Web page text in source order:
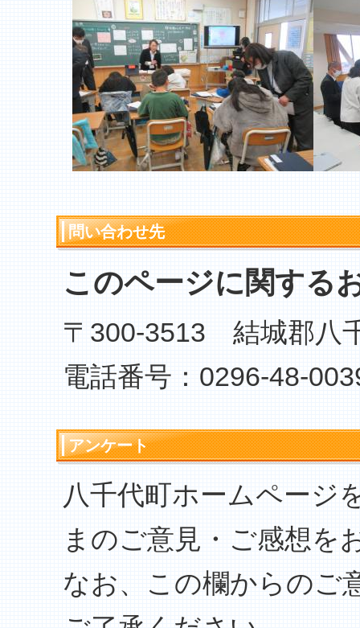
問い合わせ先
このページに関する
〒300-3513 結城郡八
電話番号：0296-48-
アンケート
八千代町ホームページ
まのご意見・ご感想を
なお、この欄からのご